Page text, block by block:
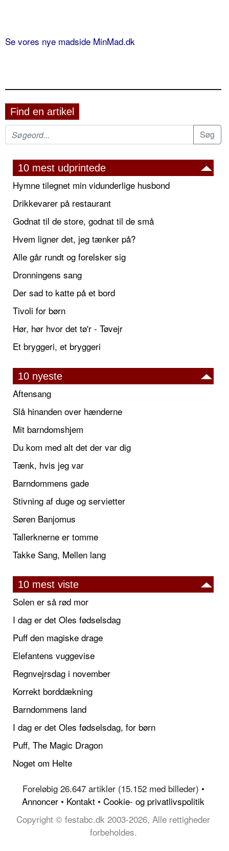
Se vores nye madside MinMad.dk
Find en artikel
10 mest udprintede
Hymne tilegnet min vidunderlige husbond
Drikkevarer på restaurant
Godnat til de store, godnat til de små
Hvem ligner det, jeg tænker på?
Alle går rundt og forelsker sig
Dronningens sang
Der sad to katte på et bord
Tivoli for børn
Hør, hør hvor det tø'r - Tøvejr
Et bryggeri, et bryggeri
10 nyeste
Aftensang
Slå hinanden over hænderne
Mit barndomshjem
Du kom med alt det der var dig
Tænk, hvis jeg var
Barndommens gade
Stivning af duge og servietter
Søren Banjomus
Tallerknerne er tomme
Takke Sang, Mellen lang
10 mest viste
Solen er så rød mor
I dag er det Oles fødselsdag
Puff den magiske drage
Elefantens vuggevise
Regnvejrsdag i november
Korrekt borddækning
Barndommens land
I dag er det Oles fødselsdag, for børn
Puff, The Magic Dragon
Noget om Helte
Foreløbig 26.647 artikler (15.152 med billeder) •
Annoncer • Kontakt • Cookie- og privatlivspolitik
Copyright © festabc.dk 2003-2026, Alle rettigheder
forbeholdes.